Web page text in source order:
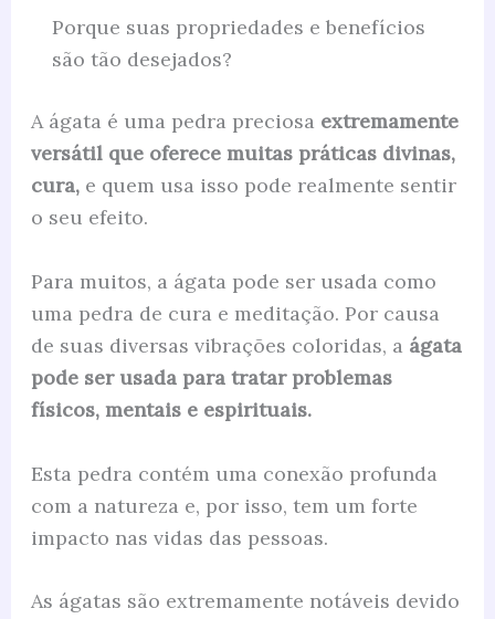
Porque suas propriedades e benefícios
são tão desejados?
A ágata é uma pedra preciosa extremamente
versátil que oferece muitas práticas divinas,
cura,e quem usa isso pode realmente sentir
o seu efeito.
Para muitos, a ágata pode ser usada como
uma pedra de cura e meditação. Por causa
de suas diversas vibrações coloridas, a ágata
pode ser usada para tratar problemas
físicos, mentais e espirituais.
Esta pedra contém uma conexão profunda
com a natureza e, por isso, tem um forte
impacto nas vidas das pessoas.
As ágatas são extremamente notáveis devido